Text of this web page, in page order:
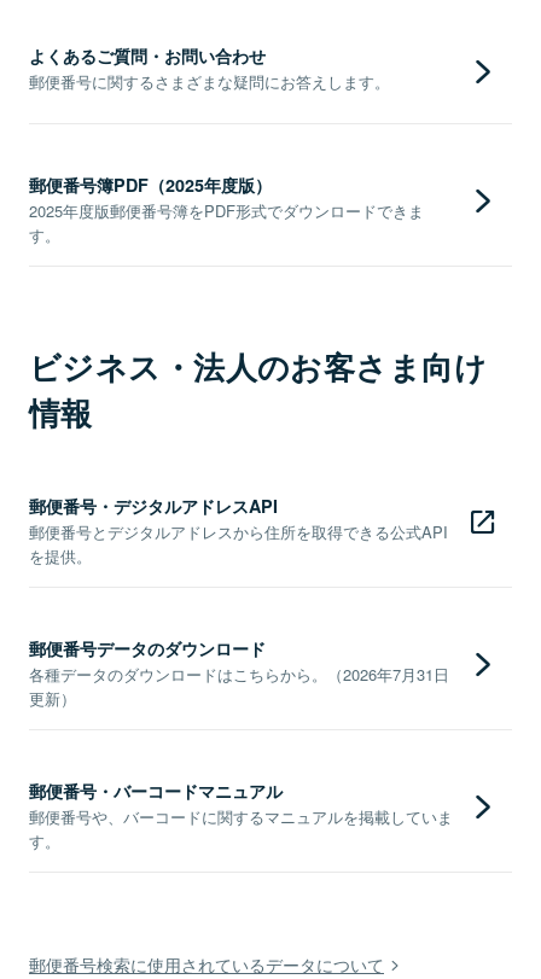
よくあるご質問・お問い合わせ
郵便番号に関するさまざまな疑問にお答えします。
郵便番号簿PDF（2025年度版）
2025年度版郵便番号簿をPDF形式でダウンロードできま
す。
ビジネス・法人のお客さま向け
情報
郵便番号・デジタルアドレスAPI
郵便番号とデジタルアドレスから住所を取得できる公式API
を提供。
郵便番号データのダウンロード
各種データのダウンロードはこちらから。（2026年7月31日
更新）
郵便番号・バーコードマニュアル
郵便番号や、バーコードに関するマニュアルを掲載していま
す。
郵便番号検索に使用されているデータについて